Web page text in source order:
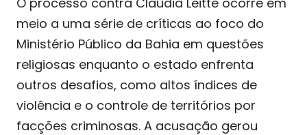
meio a uma série de críticas ao foco do
Ministério Público da Bahia em questões
religiosas enquanto o estado enfrenta
outros desafios, como altos índices de
violência e o controle de territórios por
facções criminosas. A acusação gerou